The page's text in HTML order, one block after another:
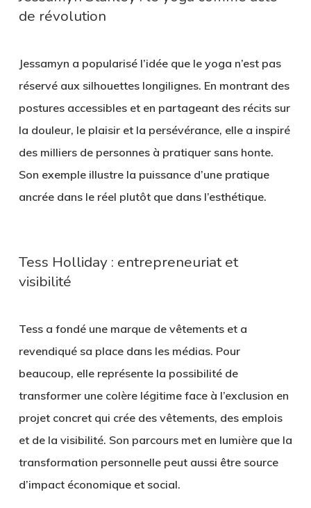
de révolution
Jessamyn a popularisé l’idée que le yoga n’est pas
réservé aux silhouettes longilignes. En montrant des
postures accessibles et en partageant des récits sur
la douleur, le plaisir et la persévérance, elle a inspiré
des milliers de personnes à pratiquer sans honte.
Son exemple illustre la puissance d’une pratique
ancrée dans le réel plutôt que dans l’esthétique.
Tess Holliday : entrepreneuriat et
visibilité
Tess a fondé une marque de vêtements et a
revendiqué sa place dans les médias. Pour
beaucoup, elle représente la possibilité de
transformer une colère légitime face à l’exclusion en
projet concret qui crée des vêtements, des emplois
et de la visibilité. Son parcours met en lumière que la
transformation personnelle peut aussi être source
d’impact économique et social.